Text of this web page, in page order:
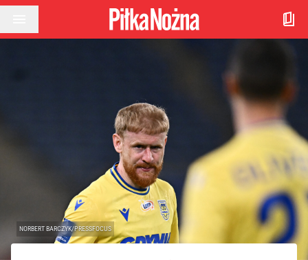
Przejdź do treści
NORBERT BARCZYK/PRESSFOCUS